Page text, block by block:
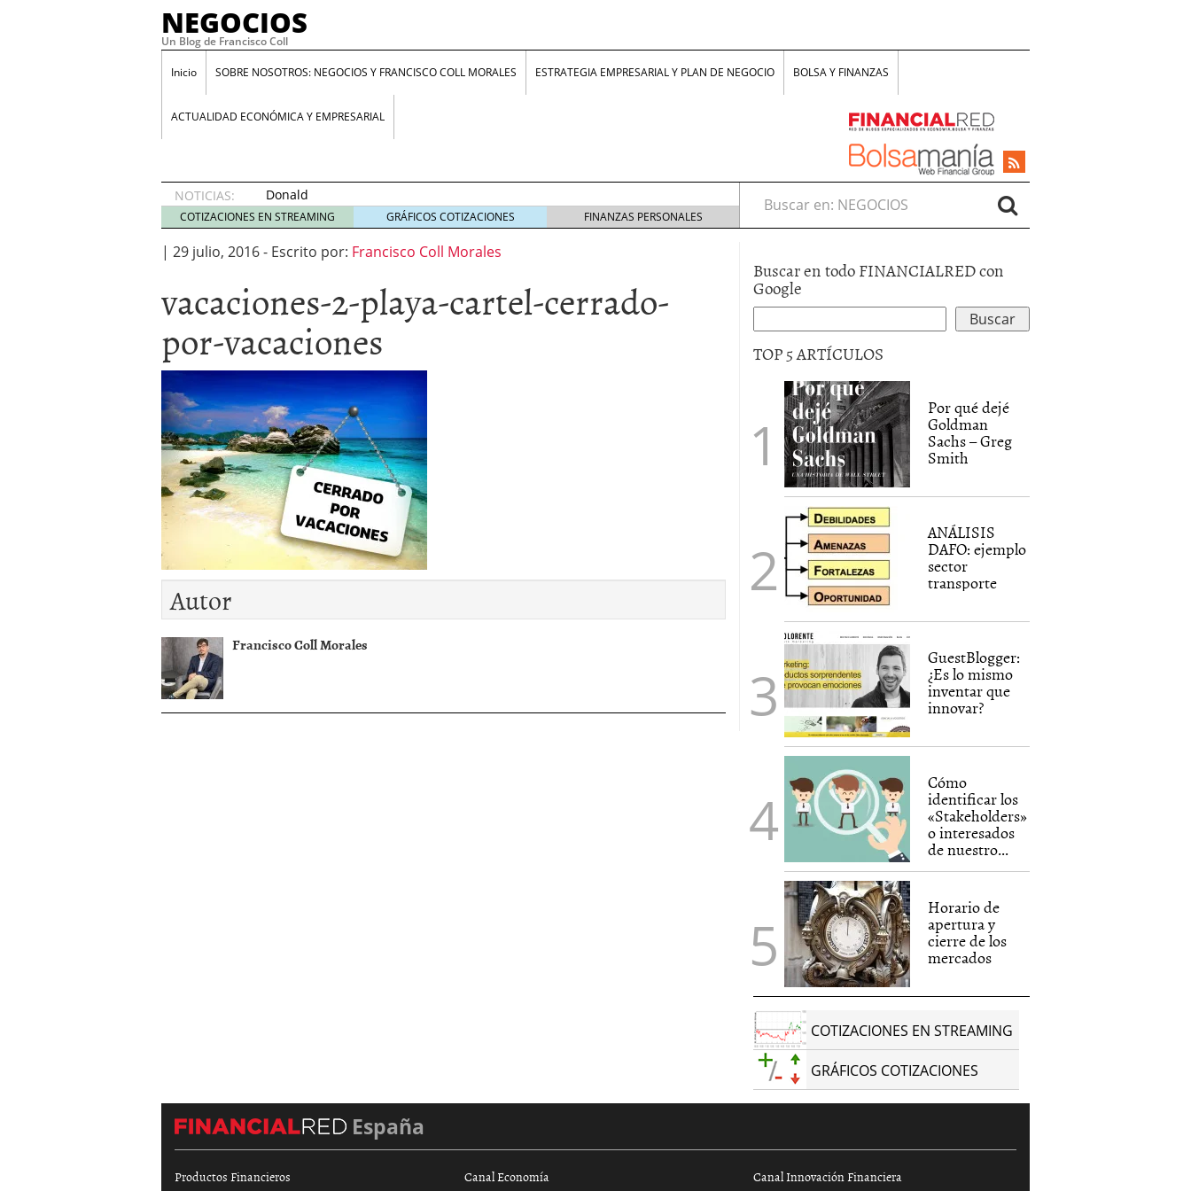
NEGOCIOS
Un Blog de Francisco Coll
Inicio SOBRE NOSOTROS: NEGOCIOS Y FRANCISCO COLL MORALES ESTRATEGIA EMPRESARIAL Y PLAN DE NEGOCIO BOLSA Y FINANZAS
ACTUALIDAD ECONÓMICA Y EMPRESARIAL
NOTICIAS:
Donald
Trump y
su
enfermedad
proteccionista
2018
Programa Santander Yuzz, jóvenes con ideas 24 junio 2017
GuestBlogger: ¿Es lo mismo inventar que innovar?
Entrevista a Daniel Lacalle en NEGOCIOS: “La rigidez laboral no protege,
aumenta el paro” 23 enero 2017
ANIMAL SPIRITS: Cómo influye la psicología humana en la economía
diciembre 2016
COTIZACIONES EN STREAMING GRÁFICOS COTIZACIONES FINANZAS PERSONALES
Buscar en:
| 29 julio, 2016- Escrito por: Francisco Coll Morales
vacaciones-2-playa-cartel-cerrado-
por-vacaciones
Autor
Francisco Coll Morales
Buscar en todo FINANCIALRED con
Google
TOP 5 ARTÍCULOS
Por qué dejé
Goldman
Sachs – Greg
Smith
ANÁLISIS
DAFO: ejemplo
sector
transporte
GuestBlogger:
¿Es lo mismo
inventar que
innovar?
Cómo
identificar los
«Stakeholders»
o interesados
de nuestro...
Horario de
apertura y
cierre de los
mercados
COTIZACIONES EN STREAMING
GRÁFICOS COTIZACIONES
España
Productos Financieros Canal Economía Canal Innovación Financiera